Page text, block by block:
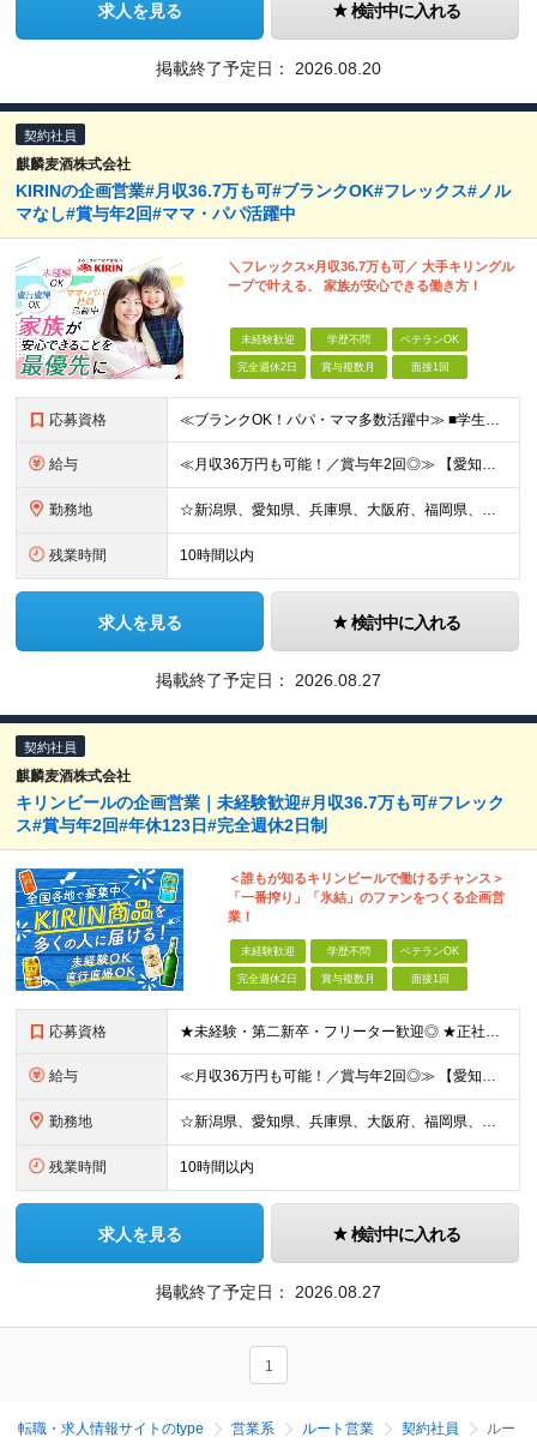
求人を見る 検討中に入れる
掲載終了予定日： 2026.08.20
契約社員
麒麟麦酒株式会社
KIRINの企画営業#月収36.7万も可#ブランクOK#フレックス#ノル
マなし#賞与年2回#ママ・パパ活躍中
＼フレックス×月収36.7万も可／ 大手キリングル
ープで叶える、 家族が安心できる働き方！
未経験歓迎 学歴不問 ベテランOK
完全週休2日 賞与複数月 面接1回
応募資格 ≪ブランクOK！パパ・ママ多数活躍中≫ ■学生時代を含め、アルバイトや社員として顧客折衝のご経験がある方 ■学歴不問 ～こんな方を歓迎します～ □安定した職場で長く働きたい方 □しっかり稼いで自分の
給与 ≪月収36万円も可能！／賞与年2回◎≫ 【愛知】★月収36.7万円も可能 月給32万7000円～＋賞与年2回＋各種手当 【大阪・兵庫・新潟】★月収34.7万円も可能 月給30万7000円～＋賞与年
勤務地 ☆新潟県、愛知県、兵庫県、大阪府、福岡県、大分県 ☆出社は月1回～週1回程度◎直行直帰OK！ ☆マイカー使用または社用車貸与あり アクセスのしやすさやあなたの希望を考慮し、配属先や担当店舗を決定しま
残業時間 10時間以内
求人を見る 検討中に入れる
掲載終了予定日： 2026.08.27
契約社員
麒麟麦酒株式会社
キリンビールの企画営業｜未経験歓迎#月収36.7万も可#フレック
ス#賞与年2回#年休123日#完全週休2日制
＜誰もが知るキリンビールで働けるチャンス＞
「一番搾り」「氷結」のファンをつくる企画営
業！
未経験歓迎 学歴不問 ベテランOK
完全週休2日 賞与複数月 面接1回
応募資格 ★未経験・第二新卒・フリーター歓迎◎ ★正社員登用制度あり ※顧客折衝のアルバイトまたは社員経験をお持ちの方（学生時代の経験でもOK） ※学歴不問 ～～こんな方を歓迎します～～ □安定した環境で働き
給与 ≪月収36万円も可能！／賞与年2回◎≫ 【愛知】★月収36.7万円も可能 月給32万7000円～＋賞与年2回＋各種手当 【大阪・兵庫・新潟】★月収34.7万円も可能 月給30万7000円～＋賞与年
勤務地 ☆新潟県、愛知県、兵庫県、大阪府、福岡県、大分県 ☆出社は月1回～週1回程度◎直行直帰OK！ ☆マイカー使用または社用車貸与あり アクセスのしやすさやあなたの希望を考慮し、配属先や担当店舗を決定しま
残業時間 10時間以内
求人を見る 検討中に入れる
掲載終了予定日： 2026.08.27
1
転職・求人情報サイトのtype 営業系 ルート営業 契約社員
ルー